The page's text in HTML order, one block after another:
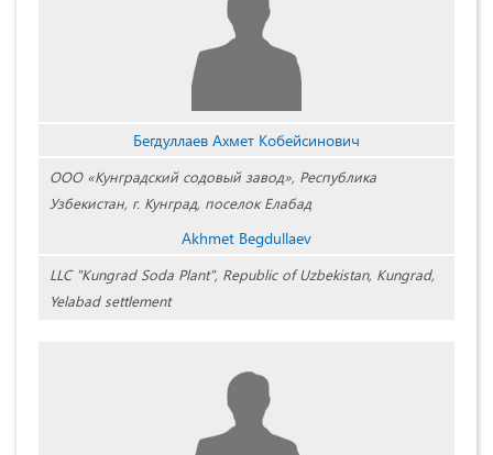
Бегдуллаев Ахмет Кобейсинович
ООО «Кунградский содовый завод», Республика
Узбекистан, г. Кунград, поселок Елабад
Akhmet Begdullaev
LLC "Kungrad Soda Plant", Republic of Uzbekistan, Kungrad,
Yelabad settlement